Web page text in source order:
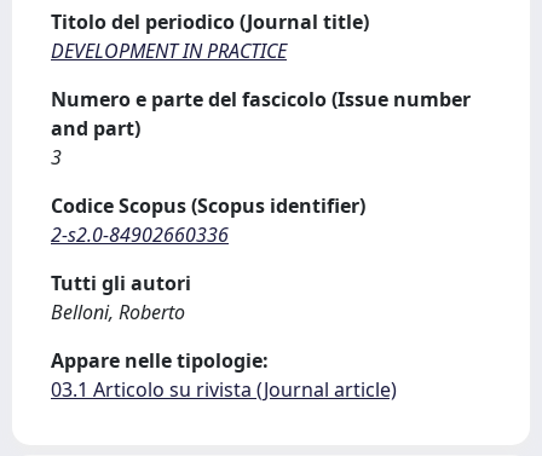
Titolo del periodico (Journal title)
DEVELOPMENT IN PRACTICE
Numero e parte del fascicolo (Issue number
and part)
3
Codice Scopus (Scopus identifier)
2-s2.0-84902660336
Tutti gli autori
Belloni, Roberto
Appare nelle tipologie:
03.1 Articolo su rivista (Journal article)